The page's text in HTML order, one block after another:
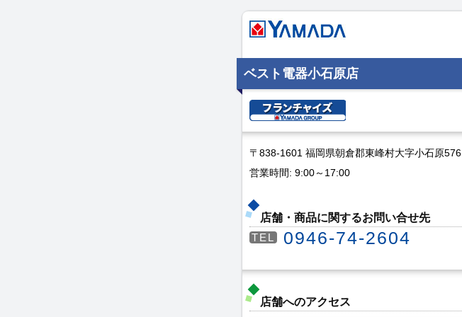
ベスト電器小石原店
〒838-1601 福岡県朝倉郡東峰村大字小石原576
営業時間: 9:00～17:00
店舗・商品に関するお問い合せ先
TEL 0946-74-2604
店舗へのアクセス